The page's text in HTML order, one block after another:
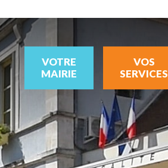
VOTRE
MAIRIE
VOS
SERVICES